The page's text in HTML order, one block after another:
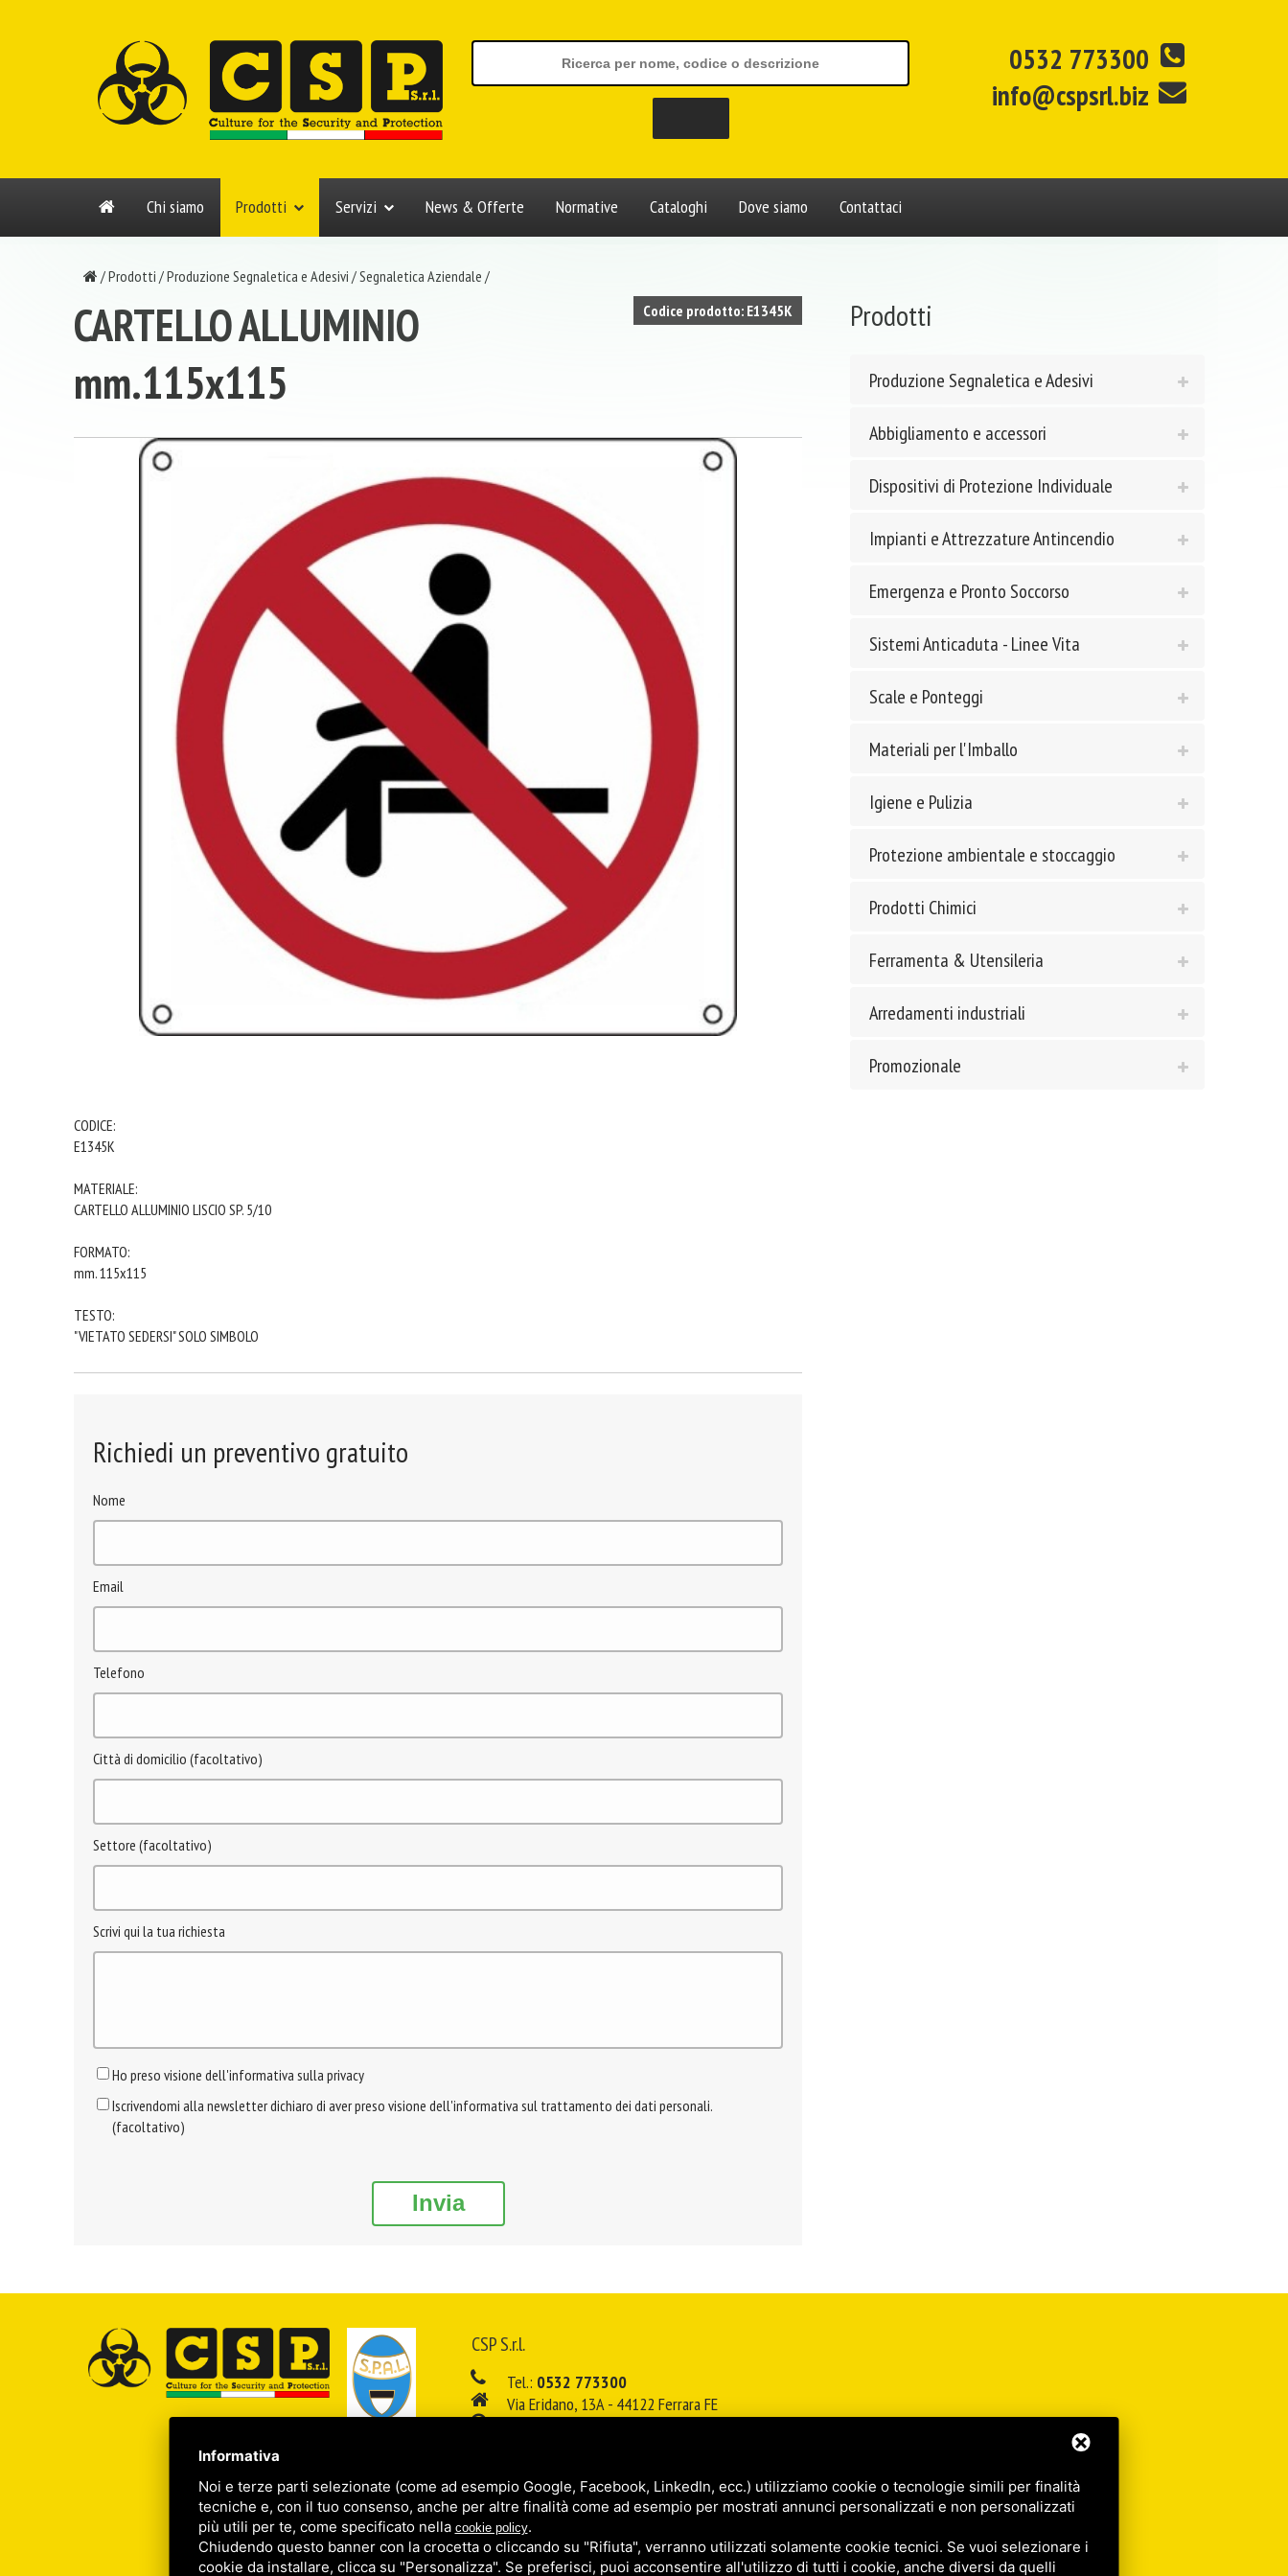
0532 773300
info@cspsrl.biz
Chi siamo Prodotti Servizi News & Offerte Normative Cataloghi Dove siamo Contattaci
/Prodotti /Produzione Segnaletica e Adesivi /Segnaletica Aziendale /
Codice prodotto: E1345K
CARTELLO ALLUMINIO
mm.115x115
CODICE:
E1345K
MATERIALE:
CARTELLO ALLUMINIO LISCIO SP. 5/10
FORMATO:
mm. 115x115
TESTO:
"VIETATO SEDERSI" SOLO SIMBOLO
Richiedi un preventivo gratuito
Nome
Email
Telefono
Città di domicilio (facoltativo)
Settore (facoltativo)
Scrivi qui la tua richiesta
Ho preso visione dell'informativa sulla privacy
Iscrivendomi alla newsletter dichiaro di aver preso visione dell'informativa sul trattamento dei dati personali.
(facoltativo)
Invia
Prodotti
Produzione Segnaletica e Adesivi
Abbigliamento e accessori
Dispositivi di Protezione Individuale
Impianti e Attrezzature Antincendio
Emergenza e Pronto Soccorso
Sistemi Anticaduta - Linee Vita
Scale e Ponteggi
Materiali per l'Imballo
Igiene e Pulizia
Protezione ambientale e stoccaggio
Prodotti Chimici
Ferramenta & Utensileria
Arredamenti industriali
Promozionale
CSP S.r.l.
Tel.: 0532 773300
Via Eridano, 13A - 44122 Ferrara FE
Sitemap/ Privacy policy/Legal
Informativa
Noi e terze parti selezionate (come ad esempio Google, Facebook, LinkedIn, ecc.) utilizziamo cookie o tecnologie simili per finalità
tecniche e, con il tuo consenso, anche per altre finalità come ad esempio per mostrati annunci personalizzati e non personalizzati
più utili per te, come specificato nella cookie policy.
Chiudendo questo banner con la crocetta o cliccando su "Rifiuta", verranno utilizzati solamente cookie tecnici. Se vuoi selezionare i
cookie da installare, clicca su "Personalizza". Se preferisci, puoi acconsentire all'utilizzo di tutti i cookie, anche diversi da quelli